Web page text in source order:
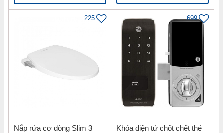
225
Nắp rửa cơ dòng Slim 3
699
Khóa điện tử chốt chết thẻ